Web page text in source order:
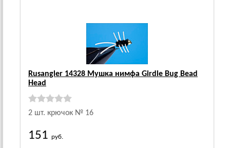
Rusangler 14328 Мушка нимфа Girdle Bug Bead
Head
2 шт. крючок № 16
151 руб.